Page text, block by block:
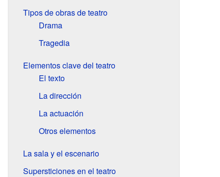
Tipos de obras de teatro
Drama
Tragedia
Elementos clave del teatro
El texto
La dirección
La actuación
Otros elementos
La sala y el escenario
Supersticiones en el teatro